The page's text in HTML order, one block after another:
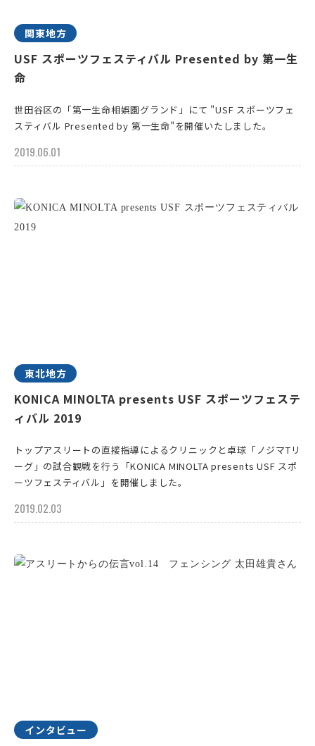
関東地方
USF スポーツフェスティバル Presented by 第一生
命
世田谷区の「第一生命相娯園グランド」にて "USF スポーツフェ
スティバル Presented by 第一生命"を開催いたしました。
2019.06.01
東北地方
KONICA MINOLTA presents USF スポーツフェステ
ィバル 2019
トップアスリートの直接指導によるクリニックと卓球「ノジマTリ
ーグ」の試合観戦を行う「KONICA MINOLTA presents USF スポ
ーツフェスティバル」を開催しました。
2019.02.03
インタビュー